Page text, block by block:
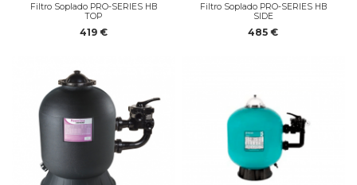
Filtro Soplado PRO-SERIES HB
TOP
419 €
Filtro Soplado PRO-SERIES HB
SIDE
485 €